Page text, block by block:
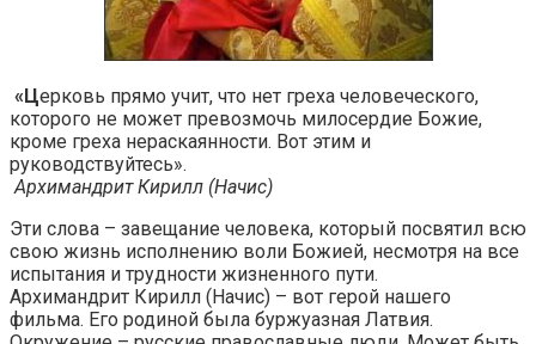
«Церковь прямо учит, что нет греха человеческого,
которого не может превозмочь милосердие Божие,
кроме греха нераскаянности. Вот этим и
руководствуйтесь».
Архимандрит Кирилл (Начис)
Эти слова – завещание человека, который посвятил всю
свою жизнь исполнению воли Божией, несмотря на все
испытания и трудности жизненного пути.
Архимандрит Кирилл (Начис) – вот герой нашего
фильма. Его родиной была буржуазная Латвия.